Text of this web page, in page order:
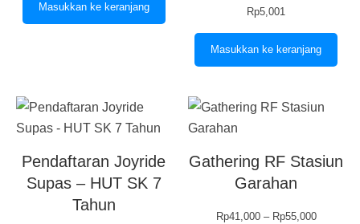
Masukkan ke keranjang Rp5,001
Masukkan ke keranjang
Pendaftaran Joyride
Supas – HUT SK 7
Tahun
Gathering RF Stasiun
Garahan
Rp41,000 – Rp55,000Rentang